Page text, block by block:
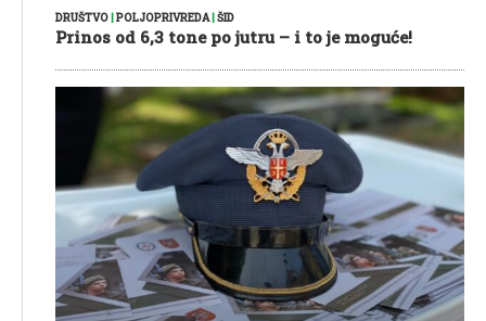
DRUŠTVO POLJOPRIVREDA| ŠID
Prinos od 6,3 tone po jutru – i to je moguće!